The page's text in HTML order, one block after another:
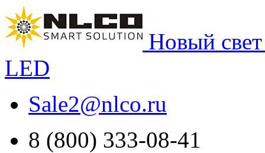
Новый
LED
Sale2@nlco.ru
8 (800) 333-08-41